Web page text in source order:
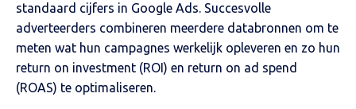
standaard cijfers in Google Ads. Succesvolle
adverteerders combineren meerdere databronnen om te
meten wat hun campagnes werkelijk opleveren en zo hun
return on investment (ROI) en return on ad spend
(ROAS) te optimaliseren.